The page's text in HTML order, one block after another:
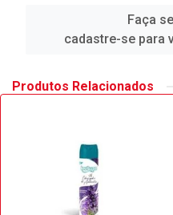
Faça
cadastre-se para
Produtos Relacionados